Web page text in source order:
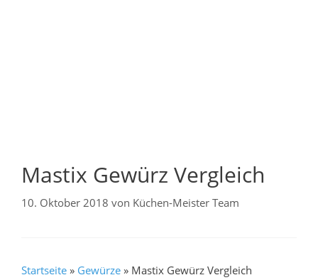
Mastix Gewürz Vergleich
10. Oktober 2018 von Küchen-Meister Team
Startseite » Gewürze » Mastix Gewürz Vergleich